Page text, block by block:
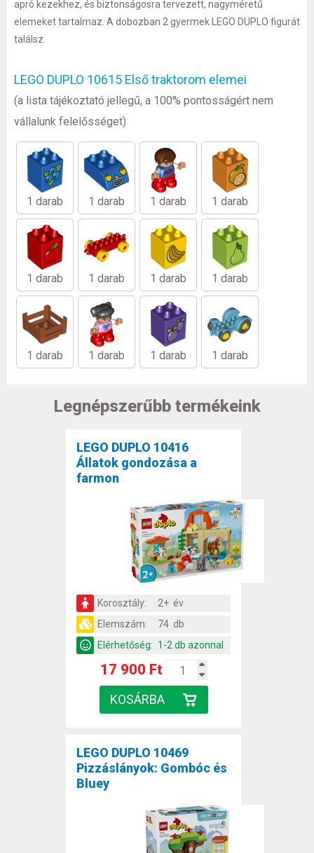
apró kezekhez, és biztonságosra tervezett, nagyméretű
elemeket tartalmaz. A dobozban 2 gyermek LEGO DUPLO figurát
találsz.
LEGO DUPLO 10615 Első traktorom elemei
(a lista tájékoztató jellegű, a 100% pontosságért nem
vállalunk felelősséget)
1 darab 1 darab 1 darab 1 darab
1 darab 1 darab 1 darab 1 darab
1 darab 1 darab 1 darab 1 darab
Legnépszerűbb termékeink
LEGO DUPLO 10416
Állatok gondozása a
farmon
Korosztály:
2+ év
Elemszám:
74 db
Elérhetőség: 1-2 db azonnal
17 900 Ft
LEGO DUPLO 10469
Pizzáslányok: Gombóc és
Bluey